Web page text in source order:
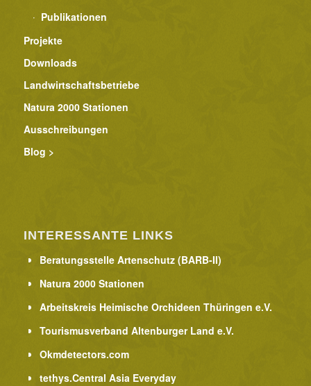
Publikationen
Projekte
Downloads
Landwirtschaftsbetriebe
Natura 2000 Stationen
Ausschreibungen
Blog >
INTERESSANTE LINKS
Beratungsstelle Artenschutz (BARB-II)
Natura 2000 Stationen
Arbeitskreis Heimische Orchideen Thüringen e.V.
Tourismusverband Altenburger Land e.V.
Okmdetectors.com
tethys.Central Asia Everyday